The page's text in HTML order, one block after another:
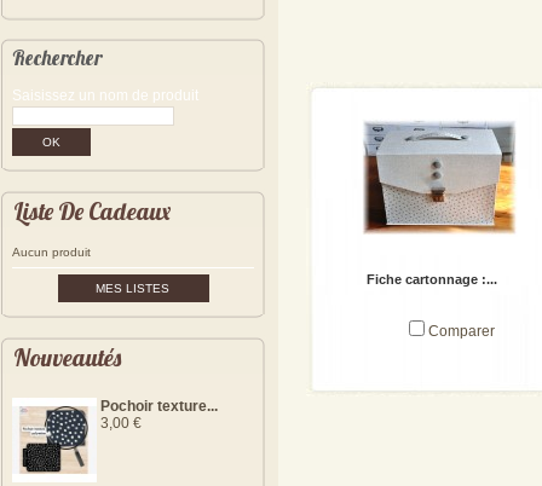
Rechercher
Saisissez un nom de produit
Liste De Cadeaux
Aucun produit
MES LISTES
Nouveautés
Pochoir texture...
3,00 €
Fiche cartonnage :...
Comparer